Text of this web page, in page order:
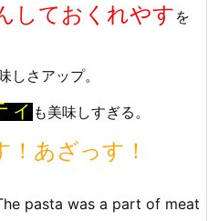
しておくれやす を
しさアップ。
ィも美味しすぎる。
あざっす！
pasta was a part of meat